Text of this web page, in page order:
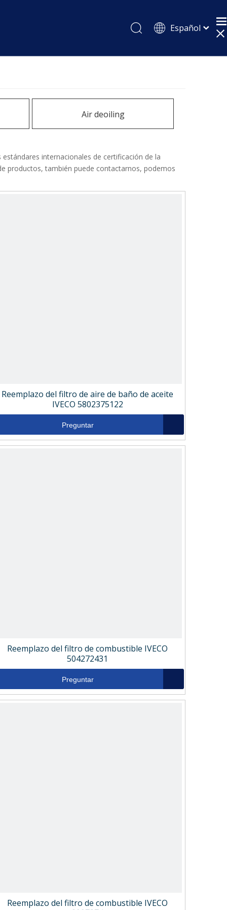
Español
Pусский
Air deoiling
internacionales de certificación de la
productos, también puede contactarnos, podemos
Reemplazo del filtro de aire de baño de aceite
IVECO 5802375122
Preguntar
Reemplazo del filtro de combustible IVECO
504272431
Preguntar
Reemplazo del filtro de combustible IVECO